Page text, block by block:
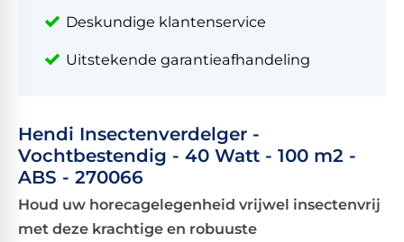
Deskundige klantenservice
Uitstekende garantieafhandeling
Hendi Insectenverdelger -
Vochtbestendig - 40 Watt - 100 m2 -
ABS - 270066
Houd uw horecagelegenheid vrijwel insectenvrij
met deze krachtige en robuuste